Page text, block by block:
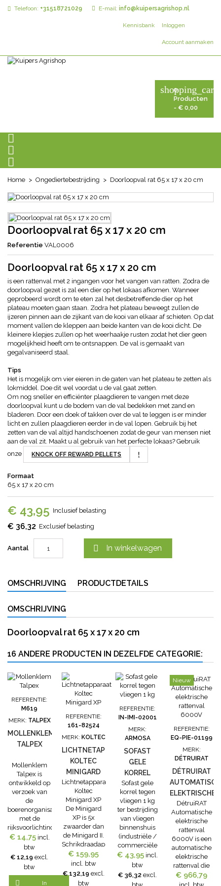
Telefoon: +31518721029 E-mail: info@kuipersagrishop.nl
Inloggen
Account aanmaken
Kennisbank
shopping_cart
0
Producten
- € 0,00



Home Ongediertebestrijding Doorloopval rat 65 x 17 x 20 cm
Doorloopval rat 65 x 17 x 20 cm
Referentie VAL0006
Doorloopval rat 65 x 17 x 20 cm
is een rattenval met 2 ingangen voor het vangen van ratten. Zodra de
doorloopval gezet is zal een dier op het lokaas afkomen. Wanneer
geprobeerd wordt om te eten zal het desbetreffende dier op het
plateau moeten gaan staan. Zodra het plateau beweegt zullen de
ijzeren pinnen aan de zijkant van de kooi van elkaar af schieten. Op dat
moment vallen de kleppen aan beide kanten van de kooi dicht. De
kleinere klepjes zullen op het weerhaakje rusten zodat het dier geen
mogelijkheid heeft om te ontsnappen. De val is gemaakt van
gegalvaniseerd staal.
Tips
Het is mogelijk om vier eieren in de gaten van het plateau te zetten als
lokmiddel. Doe dit wel voordat u de val gaat zetten.
Om nog sneller en efficiënter plaagdieren te vangen met deze
doorloopval kunt u de bodem van de val bedekken met zand en
bladeren. Door een doek of takken over de val te leggen is er minder
licht en zullen plaagdieren eerder in de val lopen. Gebruik bij het
zetten van de val altijd handschoenen zodat de geur van mensen niet
aan de val zit. Maakt u al gebruik van het perfecte lokaas? Gebruik
onze
KNOCK OFF REWARD PELLETS !
Formaat
65 x 17 x 20 cm
€ 43,95 Inclusief belasting
€ 36,32 Exclusief belasting
Aantal  In winkelwagen
OMSCHRIJVING PRODUCTDETAILS
OMSCHRIJVING
Doorloopval rat 65 x 17 x 20 cm
16 ANDERE PRODUCTEN IN DEZELFDE CATEGORIE:
REFERENTIE:
M619
MERK: TALPEX
MOLLENKLEM
TALPEX
Mollenklem
Talpex is
ontwikkeld op
verzoek van
de
boerenorganisaties
met de
rijksvoorlichtingsdienst.
De voordelen
van de Talpex
mollenklemmen
zijn:
verzinkt
€ 14,75 incl.
btw
€ 12,19 excl.
btw

In
REFERENTIE:
161-82524
MERK: KOLTEC
LICHTNETAPPARAAT
KOLTEC
MINIGARD
XP
Lichtnetapparaat
Koltec
Minigard XP
De Minigard
XP is 5x
zwaarder dan
de Minigard II.
Schrikdraadappparaat
Minigard XP
verdraagt een
lichte aangroei
van planten.
€ 159,95
incl. btw
€ 132,19 excl.
btw
REFERENTIE:
IN-IMI-02001
MERK:
ARMOSA
SOFAST
GELE
KORREL
TEGEN
VLIEGEN 1
KG
Sofast gele
korrel tegen
vliegen 1 kg
ter bestrijding
van vliegen
binnenshuis
(industriële /
commerciële
gebouwen,
huishoudens /
privéruimtes,
openbare
€ 43,95 incl.
btw
€ 36,32 excl.
Nieuw
REFERENTIE:
EQ-PIE-01199
MERK:
DÉTRUIRAT
DÉTRUIRAT
ELEKTRISCHE
RATTENVAL
6000V
DétruiRAT
Automatische
elektrische
rattenval
6000V is een
automatische
elektrische
rattenval die
ratten en
andere
€ 966,79